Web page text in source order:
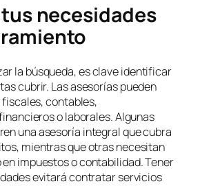
necesidades
la búsqueda, es clave identificar
cubrir. Las asesorías pueden
contables,
o laborales. Algunas
una asesoría integral que cubra
mientras que otras necesitan
impuestos o contabilidad. Tener
evitará contratar servicios